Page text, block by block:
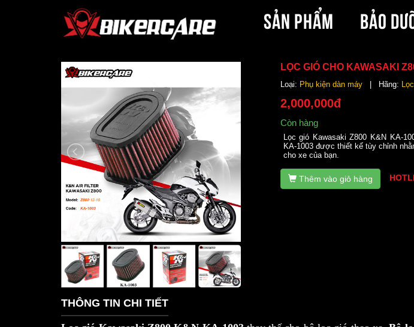
SẢN PHẨM BẢO
LỌC GIÓ CHO KAWASAKI
Loại: Phụ kiện dàn máy| Hãng:
2,000,000đ
Còn hàng
Lọc gió Kawasaki Z800 K&N KA-
KA-1003 được thiết kế tùy chỉnh
cho xe của bạn.
Thêm vào giỏ hàng
THÔNG TIN CHI TIẾT